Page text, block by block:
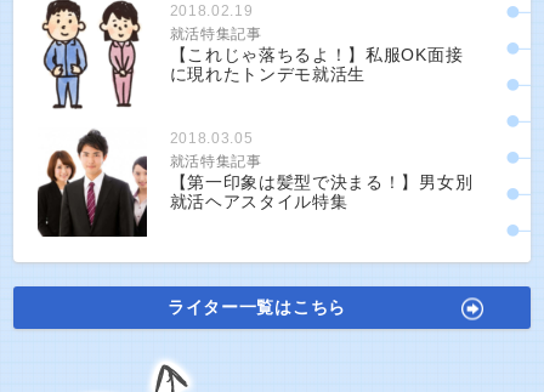
2018.02.19
就活特集記事
【これじゃ落ちるよ！】私服OK面接
に現れたトンデモ就活生
2018.03.05
就活特集記事
【第一印象は髪型で決まる！】男女別
就活ヘアスタイル特集
ライター一覧はこちら